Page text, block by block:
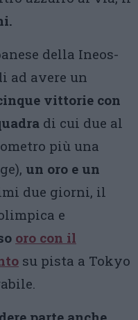
della Ineos-
ad avere un
vittorie con
di cui due al
più una
un oro e un
due giorni, il
e
oro con il
su pista a Tokyo